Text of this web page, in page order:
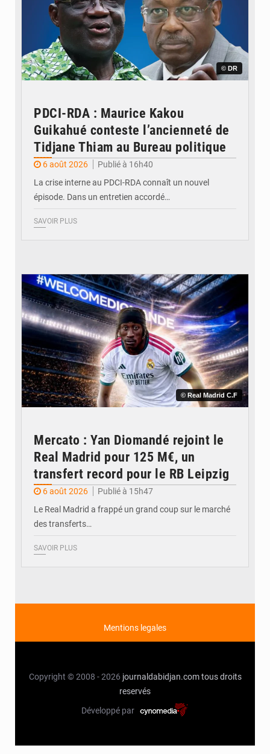
© DR
PDCI-RDA : Maurice Kakou
Guikahué conteste l’ancienneté de
Tidjane Thiam au Bureau politique
6 août 2026
Publié à 16h40
La crise interne au PDCI-RDA connaît un nouvel
épisode. Dans un entretien accordé…
SAVOIR PLUS
© Real Madrid C.F
Mercato : Yan Diomandé rejoint le
Real Madrid pour 125 M€, un
transfert record pour le RB Leipzig
6 août 2026
Publié à 15h47
Le Real Madrid a frappé un grand coup sur le marché
des transferts…
SAVOIR PLUS
Mentions legales
Copyright © 2008 - 2026 journaldabidjan.com tous droits
reservés
Développé par